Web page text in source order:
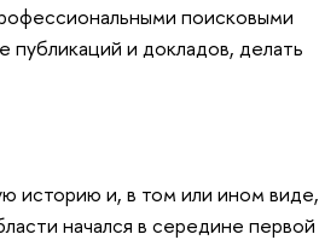
поисковыми
публикаций и докладов, делать
историю и, в том или ином виде,
начался в середине первой